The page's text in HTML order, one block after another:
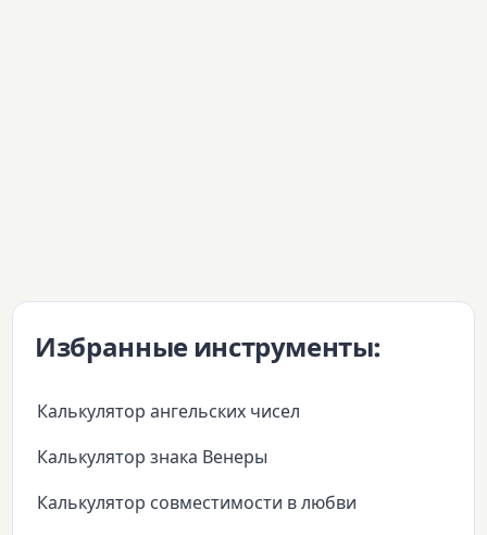
Избранные инструменты:
Калькулятор ангельских чисел
Калькулятор знака Венеры
Калькулятор совместимости в любви